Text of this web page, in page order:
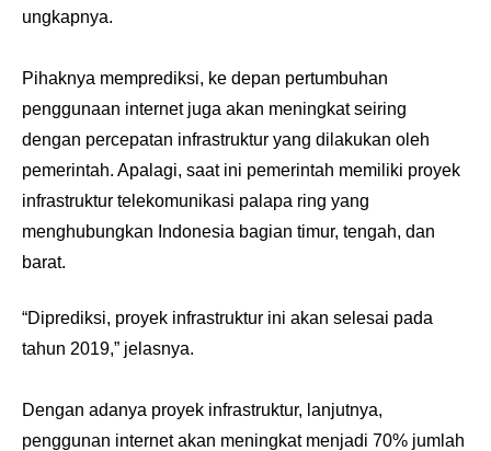
ungkapnya.
Pihaknya memprediksi, ke depan pertumbuhan
penggunaan internet juga akan meningkat seiring
dengan percepatan infrastruktur yang dilakukan oleh
pemerintah. Apalagi, saat ini pemerintah memiliki proyek
infrastruktur telekomunikasi palapa ring yang
menghubungkan Indonesia bagian timur, tengah, dan
barat.
“Diprediksi, proyek infrastruktur ini akan selesai pada
tahun 2019,” jelasnya.
Dengan adanya proyek infrastruktur, lanjutnya,
penggunan internet akan meningkat menjadi 70% jumlah